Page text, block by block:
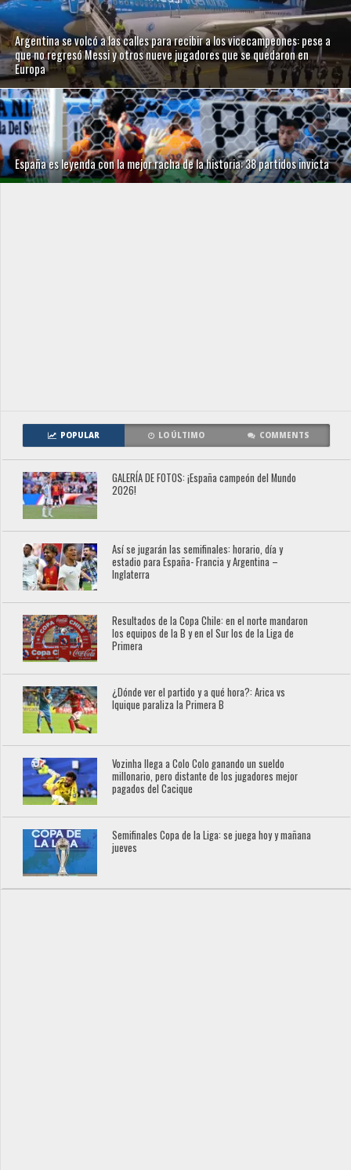
Argentina se volcó a las calles para recibir a los vicecampeones: pese a
que no regresó Messi y otros nueve jugadores que se quedaron en
Europa
España es leyenda con la mejor racha de la historia: 38 partidos invicta
POPULAR LO ÚLTIMO COMMENTS
GALERÍA DE FOTOS: ¡España campeón del Mundo
2026!
Así se jugarán las semifinales: horario, día y
estadio para España- Francia y Argentina –
Inglaterra
Resultados de la Copa Chile: en el norte mandaron
los equipos de la B y en el Sur los de la Liga de
Primera
¿Dónde ver el partido y a qué hora?: Arica vs
Iquique paraliza la Primera B
Vozinha llega a Colo Colo ganando un sueldo
millonario, pero distante de los jugadores mejor
pagados del Cacique
Semifinales Copa de la Liga: se juega hoy y mañana
jueves